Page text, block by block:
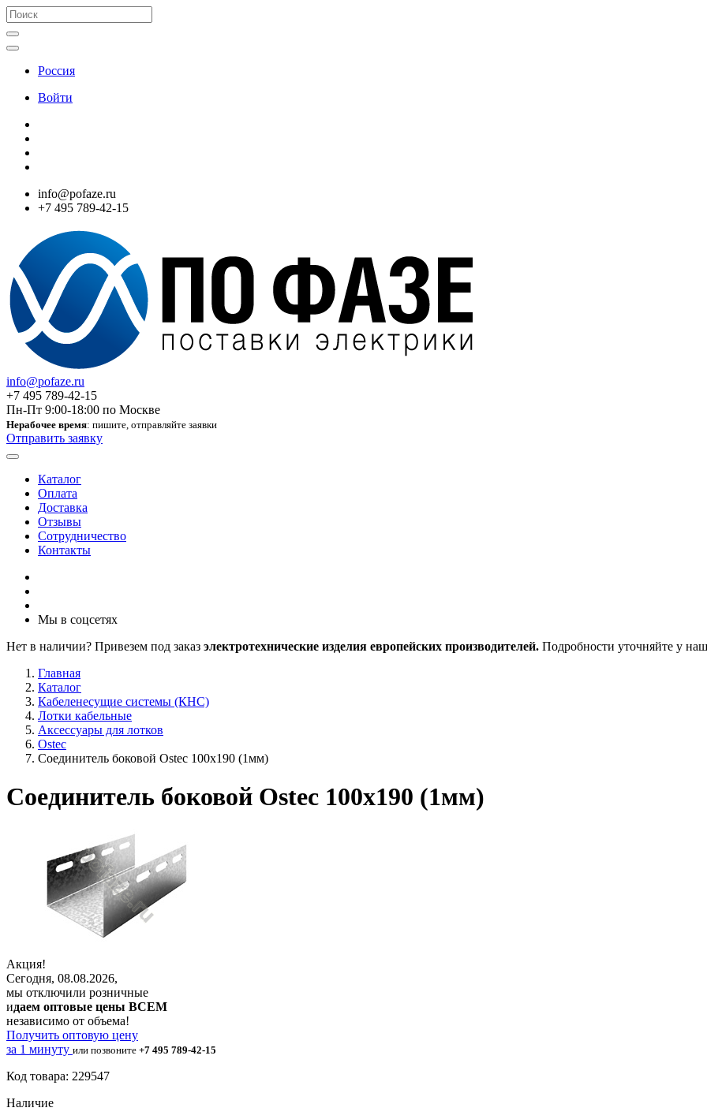
Россия
Войти
info@pofaze.ru
+7 495 789-42-15
info@pofaze.ru
+7 495 789-42-15
Пн-Пт 9:00-18:00 по Москве
Нерабочее время: пишите, отправляйте заявки
Отправить заявку
Каталог
Оплата
Доставка
Отзывы
Сотрудничество
Контакты
Мы в соцсетях
Нет в наличии? Привезем под заказ электротехнические изделия европейских производителей. Подробности уточняйте у
Главная
Каталог
Кабеленесущие системы (КНС)
Лотки кабельные
Аксессуары для лотков
Ostec
Соединитель боковой Ostec 100х190 (1мм)
Соединитель боковой Ostec 100х190 (1мм)
Акция!
Сегодня, 08.08.2026,
мы отключили розничные
идаем оптовые цены ВСЕМ
независимо от объема!
Получить оптовую цену
за 1 минуту или позвоните +7 495 789-42-15
Код товара: 229547
Наличие